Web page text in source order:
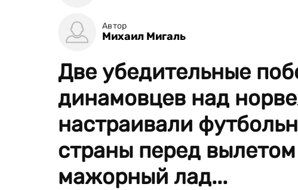
Автор
Михаил Мигаль
Две убедительные
динамовцев над
настраивали
страны перед
мажорный лад...